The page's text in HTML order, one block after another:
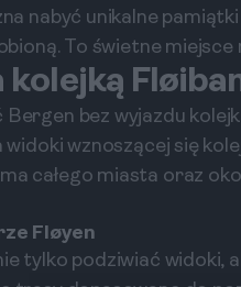
nabyć unikalne
To świetne miejsce
kolejką
Bergen bez wyjazdu
widoki wznoszącej się
całego miasta oraz
Fløyen
tylko podziwiać widoki,